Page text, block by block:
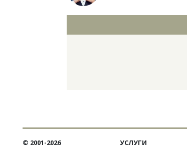
© 2001-2026 УСЛУГИ